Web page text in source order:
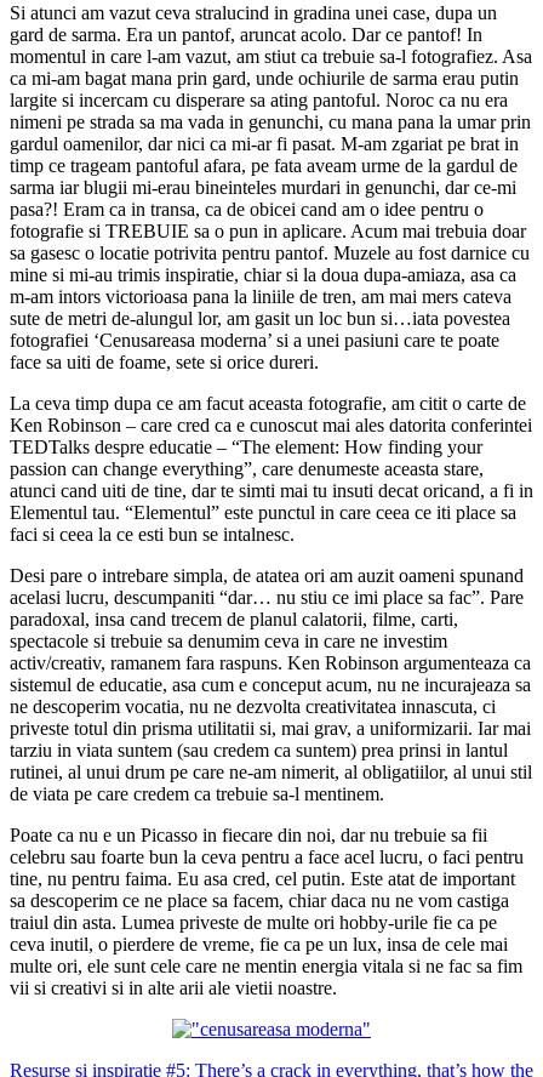
Si atunci am vazut ceva stralucind in gradina unei case, dupa un
gard de sarma. Era un pantof, aruncat acolo. Dar ce pantof! In
momentul in care l-am vazut, am stiut ca trebuie sa-l fotografiez. Asa
ca mi-am bagat mana prin gard, unde ochiurile de sarma erau putin
largite si incercam cu disperare sa ating pantoful. Noroc ca nu era
nimeni pe strada sa ma vada in genunchi, cu mana pana la umar prin
gardul oamenilor, dar nici ca mi-ar fi pasat. M-am zgariat pe brat in
timp ce trageam pantoful afara, pe fata aveam urme de la gardul de
sarma iar blugii mi-erau bineinteles murdari in genunchi, dar ce-mi
pasa?! Eram ca in transa, ca de obicei cand am o idee pentru o
fotografie si TREBUIE sa o pun in aplicare. Acum mai trebuia doar
sa gasesc o locatie potrivita pentru pantof. Muzele au fost darnice cu
mine si mi-au trimis inspiratie, chiar si la doua dupa-amiaza, asa ca
m-am intors victorioasa pana la liniile de tren, am mai mers cateva
sute de metri de-alungul lor, am gasit un loc bun si…iata povestea
fotografiei ‘Cenusareasa moderna’ si a unei pasiuni care te poate
face sa uiti de foame, sete si orice dureri.
La ceva timp dupa ce am facut aceasta fotografie, am citit o carte de
Ken Robinson – care cred ca e cunoscut mai ales datorita conferintei
TEDTalks despre educatie – “The element: How finding your
passion can change everything”, care denumeste aceasta stare,
atunci cand uiti de tine, dar te simti mai tu insuti decat oricand, a fi in
Elementul tau. “Elementul” este punctul in care ceea ce iti place sa
faci si ceea la ce esti bun se intalnesc.
Desi pare o intrebare simpla, de atatea ori am auzit oameni spunand
acelasi lucru, descumpaniti “dar… nu stiu ce imi place sa fac”. Pare
paradoxal, insa cand trecem de planul calatorii, filme, carti,
spectacole si trebuie sa denumim ceva in care ne investim
activ/creativ, ramanem fara raspuns. Ken Robinson argumenteaza ca
sistemul de educatie, asa cum e conceput acum, nu ne incurajeaza sa
ne descoperim vocatia, nu ne dezvolta creativitatea innascuta, ci
priveste totul din prisma utilitatii si, mai grav, a uniformizarii. Iar mai
tarziu in viata suntem (sau credem ca suntem) prea prinsi in lantul
rutinei, al unui drum pe care ne-am nimerit, al obligatiilor, al unui stil
de viata pe care credem ca trebuie sa-l mentinem.
Poate ca nu e un Picasso in fiecare din noi, dar nu trebuie sa fii
celebru sau foarte bun la ceva pentru a face acel lucru, o faci pentru
tine, nu pentru faima. Eu asa cred, cel putin. Este atat de important
sa descoperim ce ne place sa facem, chiar daca nu ne vom castiga
traiul din asta. Lumea priveste de multe ori hobby-urile fie ca pe
ceva inutil, o pierdere de vreme, fie ca pe un lux, insa de cele mai
multe ori, ele sunt cele care ne mentin energia vitala si ne fac sa fim
vii si creativi si in alte arii ale vietii noastre.
Resurse si inspiratie #5: There’s a crack in everything, that’s how the